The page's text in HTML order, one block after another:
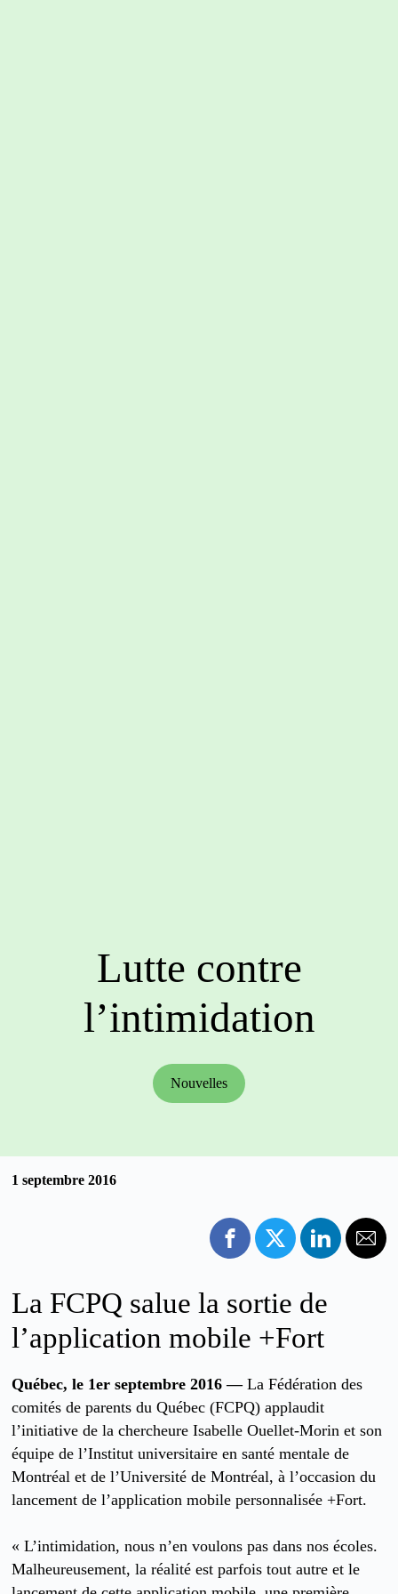
Lutte contre
l’intimidation
Nouvelles
1 septembre 2016
La FCPQ salue la sortie de
l’application mobile +Fort
Québec, le 1er septembre 2016 —La Fédération des
comités de parents du Québec (FCPQ) applaudit
l’initiative de la chercheure Isabelle Ouellet-Morin et son
équipe de l’Institut universitaire en santé mentale de
Montréal et de l’Université de Montréal, à l’occasion du
lancement de l’application mobile personnalisée +Fort.
« L’intimidation, nous n’en voulons pas dans nos écoles.
Malheureusement, la réalité est parfois tout autre et le